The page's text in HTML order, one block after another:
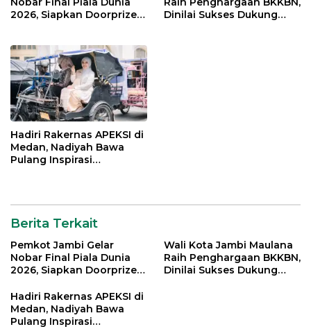
2026, Siapkan Doorprize
Dinilai Sukses Dukung
Hadiri Rakernas APEKSI di
Medan, Nadiyah Bawa
Pulang Inspirasi
Berita Terkait
Pemkot Jambi Gelar
Nobar Final Piala Dunia
2026, Siapkan Doorprize
Gratis
Wali Kota Jambi Maulana
Raih Penghargaan BKKBN,
Dinilai Sukses Dukung
Hadiri Rakernas APEKSI di
Medan, Nadiyah Bawa
Pulang Inspirasi